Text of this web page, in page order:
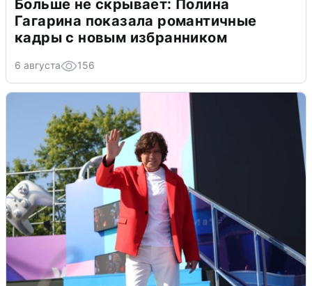
Больше не скрывает: Полина
Гагарина показала романтичные
кадры с новым избранником
6 августа 156